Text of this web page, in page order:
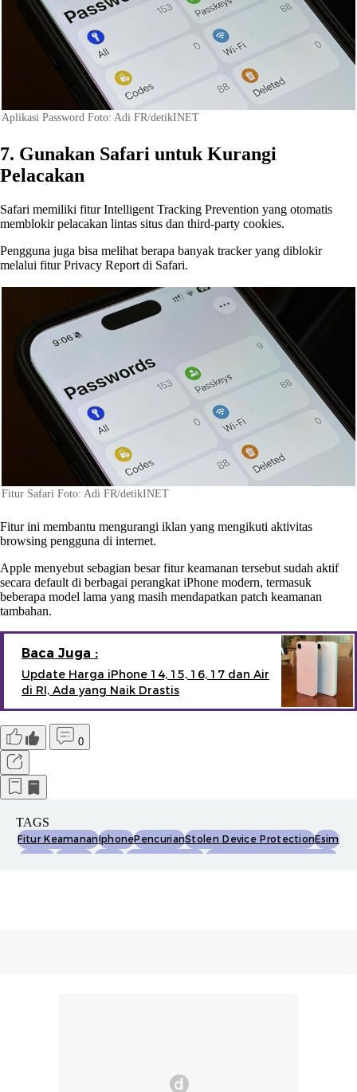
Aplikasi Password Foto: Adi FR/detikINET
7. Gunakan Safari untuk Kurangi
Pelacakan
Safari memiliki fitur Intelligent Tracking Prevention yang otomatis
memblokir pelacakan lintas situs dan third-party cookies.
Pengguna juga bisa melihat berapa banyak tracker yang diblokir
melalui fitur Privacy Report di Safari.
Fitur Safari Foto: Adi FR/detikINET
Fitur ini membantu mengurangi iklan yang mengikuti aktivitas
browsing pengguna di internet.
Apple menyebut sebagian besar fitur keamanan tersebut sudah aktif
secara default di berbagai perangkat iPhone modern, termasuk
beberapa model lama yang masih mendapatkan patch keamanan
tambahan.
Baca Juga :
Update Harga iPhone 14, 15, 16, 17 dan Air
di RI, Ada yang Naik Drastis
0
TAGS
Fitur KeamananIphonePencurianStolen Device ProtectionEsim